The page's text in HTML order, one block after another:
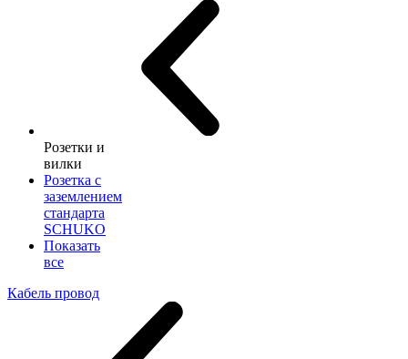
Розетки и
вилки
Розетка с
заземлением
стандарта
SCHUKO
Показать
все
Кабель провод